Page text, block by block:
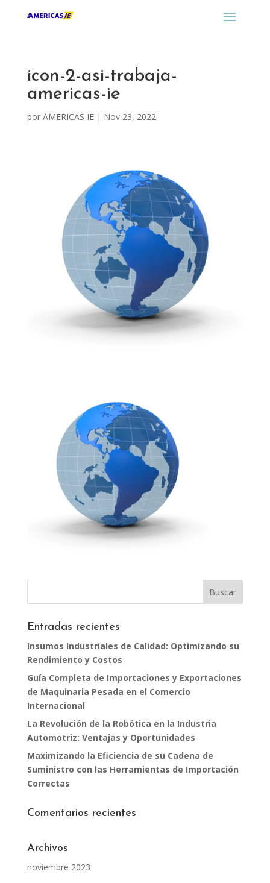
icon-2-asi-trabaja-
americas-ie
por AMERICAS IE| Nov 23, 2022
Entradas recientes
Insumos Industriales de Calidad: Optimizando su
Rendimiento y Costos
Guía Completa de Importaciones y Exportaciones
de Maquinaria Pesada en el Comercio
Internacional
La Revolución de la Robótica en la Industria
Automotriz: Ventajas y Oportunidades
Maximizando la Eficiencia de su Cadena de
Suministro con las Herramientas de Importación
Correctas
Comentarios recientes
Archivos
noviembre 2023